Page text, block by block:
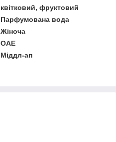
квітковий, фруктовий
Парфумована вода
Жіноча
ОАЕ
Міддл-ап